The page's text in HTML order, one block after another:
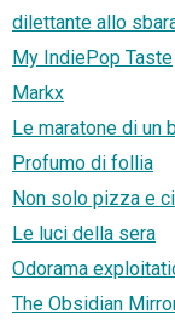
dilettante allo
My IndiePop Taste
Markx
Le maratone di un
Profumo di follia
Non solo pizza e
Le luci della sera
Odorama
The Obsidian